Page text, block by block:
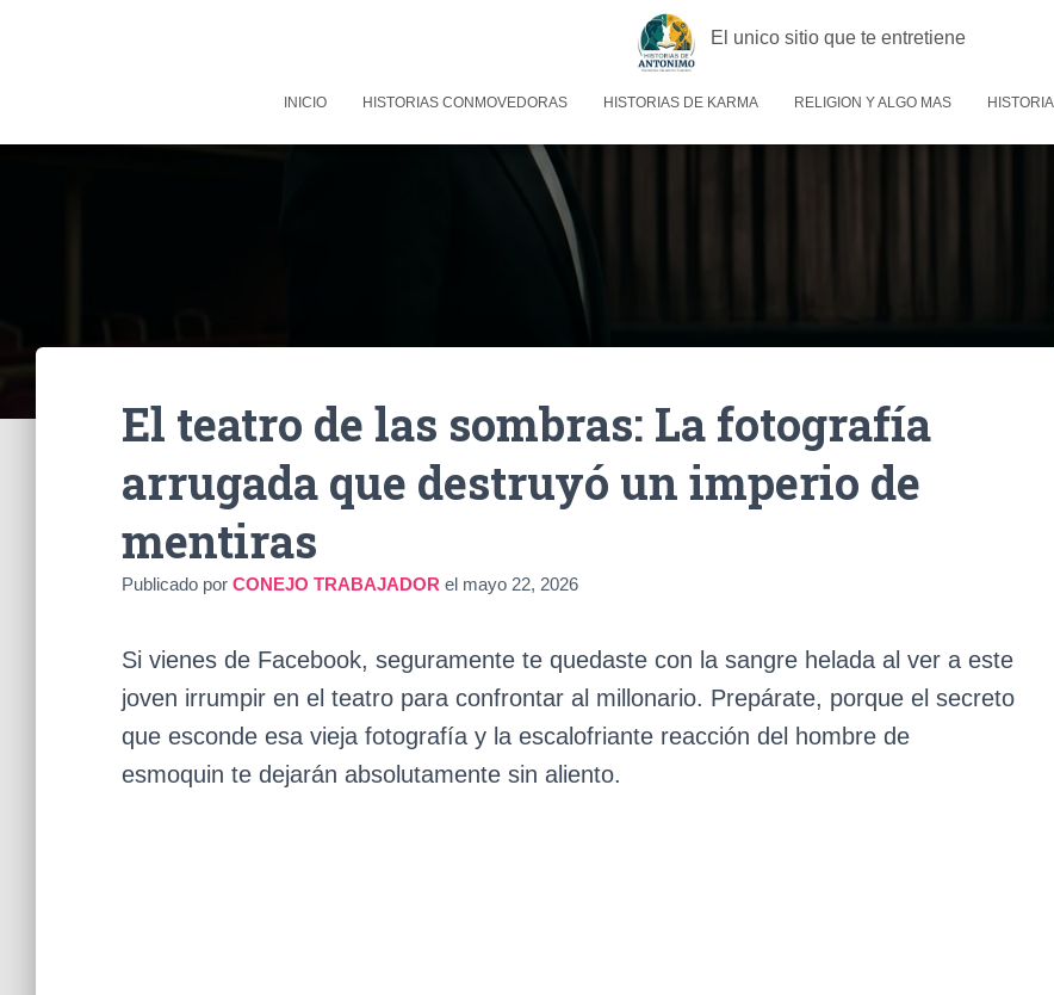
El unico sitio que te entretiene
INICIO HISTORIAS CONMOVEDORAS HISTORIAS DE KARMA RELIGION Y ALGO MAS
El teatro de las sombras: La fotografía
arrugada que destruyó un imperio de
mentiras
Publicado por CONEJO TRABAJADOR el mayo 22, 2026
Si vienes de Facebook, seguramente te quedaste con la sangre helada al ver a este
joven irrumpir en el teatro para confrontar al millonario. Prepárate, porque el secreto
que esconde esa vieja fotografía y la escalofriante reacción del hombre de
esmoquin te dejarán absolutamente sin aliento.